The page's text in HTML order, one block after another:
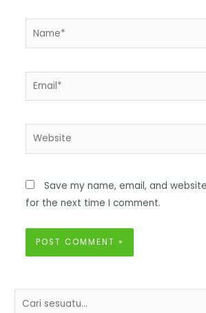
Save my name, email, and
for the next time I comment.